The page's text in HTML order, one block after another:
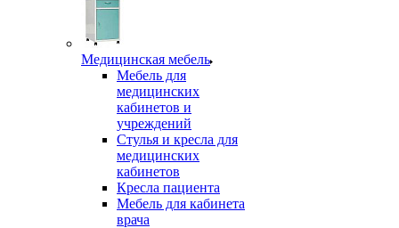
Медицинская мебель
Мебель для
медицинских
кабинетов и
учреждений
Стулья и кресла для
медицинских
кабинетов
Кресла пациента
Мебель для кабинета
врача